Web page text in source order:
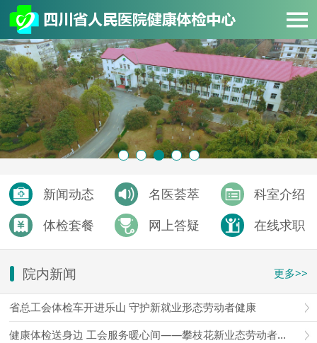
新闻动态 名医荟萃
科室介绍
体检套餐
网上答疑 在线求职
院内新闻 更多>>
省总工会体检车开进乐山 守护新就业形态劳动者健康
健康体检送身边 工会服务暖心间——攀枝花新业态劳动者免费移动体检暖心上线